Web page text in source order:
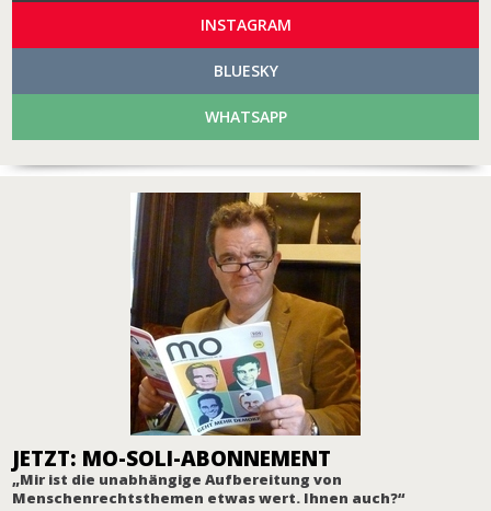
INSTAGRAM
BLUESKY
WHATSAPP
JETZT: MO-SOLI-ABONNEMENT
„Mir ist die unabhängige Aufbereitung von
Menschenrechtsthemen etwas wert. Ihnen auch?“